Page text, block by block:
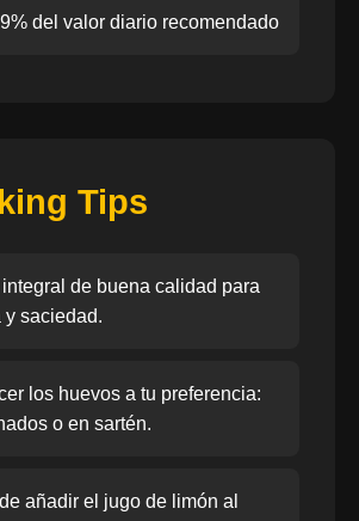
del valor diario recomendado
Tips
de buena calidad para
y saciedad.
los huevos a tu preferencia:
o en sartén.
añadir el jugo de limón al